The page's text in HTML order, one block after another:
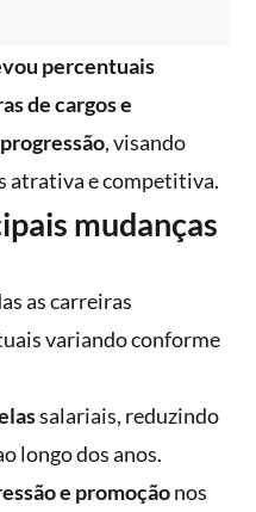
percentuais
de cargos e
, visando
atrativa e competitiva.
mudanças
as carreiras
variando conforme
salariais, reduzindo
longo dos anos.
e promoçãonos